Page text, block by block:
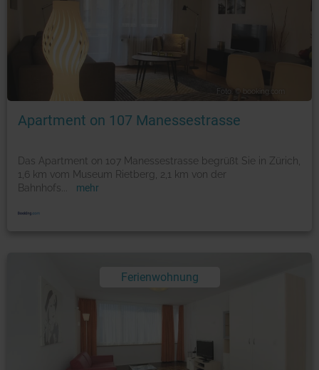
Foto: © booking.com
Apartment on 107 Manessestrasse
Das Apartment on 107 Manessestrasse begrüßt Sie in Zürich,
1,6 km vom Museum Rietberg, 2,1 km von der
Bahnhofs
mehr
Ferienwohnung